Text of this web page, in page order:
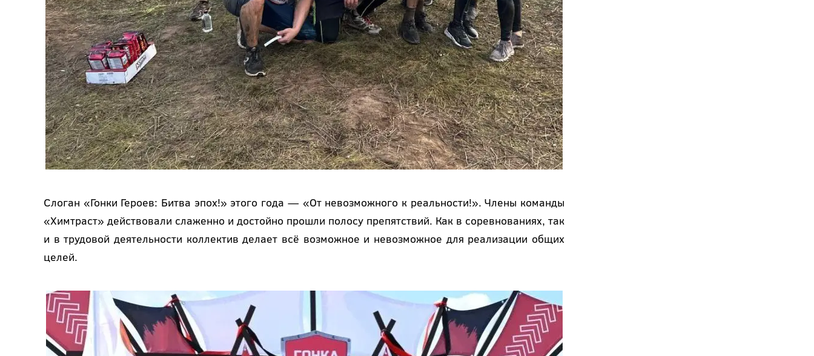
Слоган «Гонки Героев: Битва эпох!» этого года — «От невозможного к реальности!». Члены команды
«Химтраст» действовали слаженно и достойно прошли полосу препятствий. Как в соревнованиях, так
и в трудовой деятельности коллектив делает всё возможное и невозможное для реализации общих
целей.